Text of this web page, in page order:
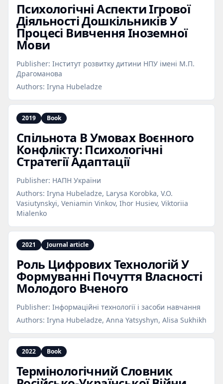
Психологічні Аспекти Ігрової
Діяльності Дошкільників У
Процесі Вивчення Іноземної
Мови
Publisher: Інститут розвитку дитини НПУ імені М.П.
Драгоманова
Authors: Iryna Hubeladze
2019 Book
Спільнота В Умовах Воєнного
Конфлікту: Психологічні
Стратегії Адаптації
Publisher: НАПН України
Authors: Iryna Hubeladze, Larysa Korobka, V.O.
Vasiutynskyi, Veniamin Vinkov, Ihor Husiev, Viktoriia
Mialenko
2021 Journal article
Роль Цифрових Технологій У
Формуванні Почуття Власності
Молодого Вченого
Publisher: Інформаційні технології і засоби навчання
Authors: Iryna Hubeladze, Anna Yatsyshyn, Alisa Sukhikh
2022 Book
Термінологічний Словник